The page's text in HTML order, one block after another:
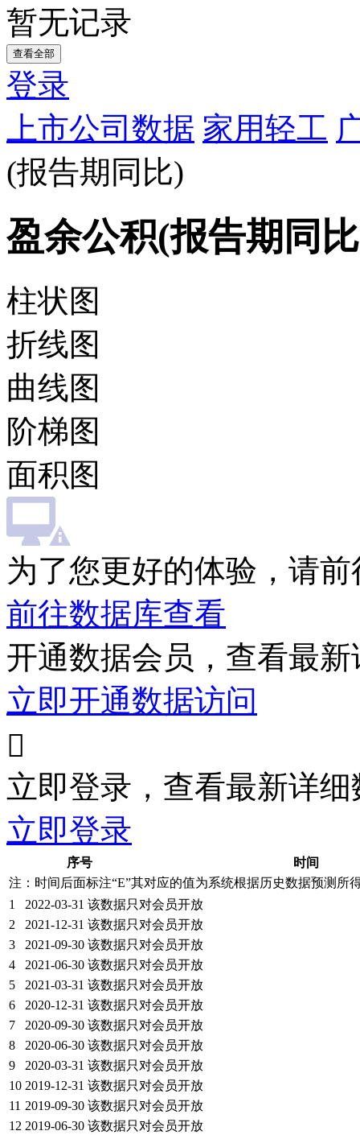
暂无记录
查看全部
登录
上市公司数据 家用轻工
(报告期同比)
盈余公积(报告期同
柱状图
折线图
曲线图
阶梯图
面积图
为了您更好的体验，请
前往数据库查看
开通数据会员，查看最
立即开通数据访问

立即登录，查看最新详细
立即登录
序号
时间
注：时间后面标注“E”其对应的值为系统根据历史数据预测所
1
2022-03-31 该数据只对会员开放
2
2021-12-31 该数据只对会员开放
3
2021-09-30 该数据只对会员开放
4
2021-06-30 该数据只对会员开放
5
2021-03-31 该数据只对会员开放
6
2020-12-31 该数据只对会员开放
7
2020-09-30 该数据只对会员开放
8
2020-06-30 该数据只对会员开放
9
2020-03-31 该数据只对会员开放
10 2019-12-31 该数据只对会员开放
11 2019-09-30 该数据只对会员开放
12 2019-06-30 该数据只对会员开放